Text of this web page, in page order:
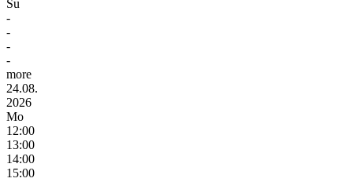
Su
-
-
-
-
more
24.08.
2026
Mo
12:00
13:00
14:00
15:00